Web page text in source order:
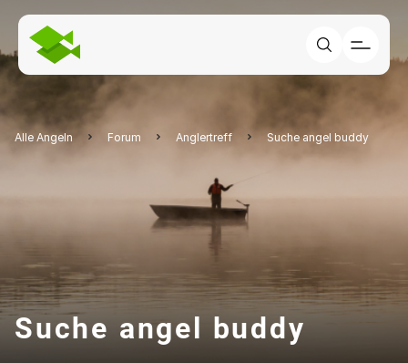
Alle Angeln Forum Anglertreff Suche angel buddy
Suche angel buddy